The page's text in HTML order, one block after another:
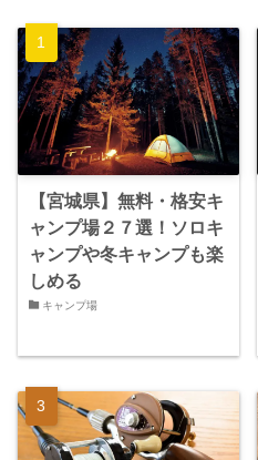
【宮城県】無料・格安キ
ャンプ場２７選！ソロキ
ャンプや冬キャンプも楽
しめる
キャンプ場